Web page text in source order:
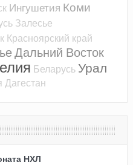
Ингушетия Коми
Залесье
Красноярский край
Дальний Восток
Беларусь Урал
Дагестан
НХЛ